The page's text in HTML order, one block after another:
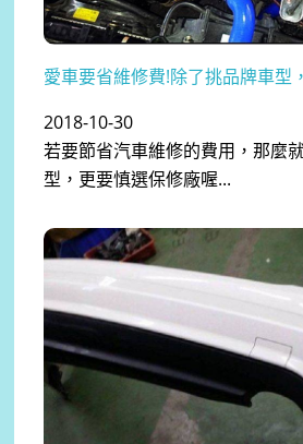
愛車要省維修費!除了挑品牌車型
2018-10-30
若要節省汽車維修的費用，那麼
型，更要慎選保修廠喔...